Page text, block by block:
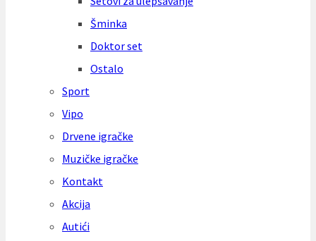
Šminka
Doktor set
Ostalo
Sport
Vipo
Drvene igračke
Muzičke igračke
Kontakt
Akcija
Autići